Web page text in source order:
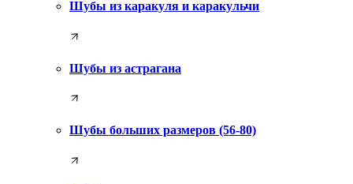
Шубы из каракуля и каракульчи
Шубы из астрагана
Шубы больших размеров (56-80)